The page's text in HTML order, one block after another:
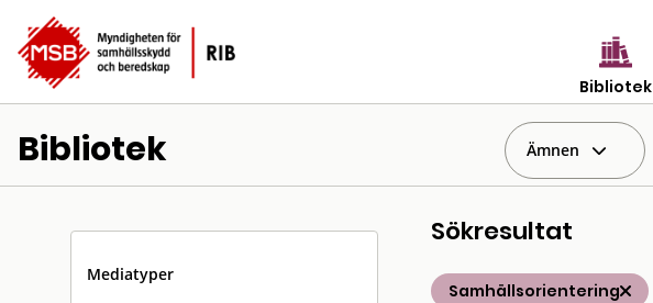
Bibliotek
Bibliotek Ämnen
Mediatyper
Sökresultat
Samhällsorientering